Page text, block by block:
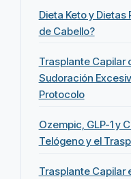
Dieta Keto y
de Cabello?
Trasplante Capilar
Sudoración
Protocolo
Ozempic, GLP-1 y
Telógeno y el
Trasplante Capilar